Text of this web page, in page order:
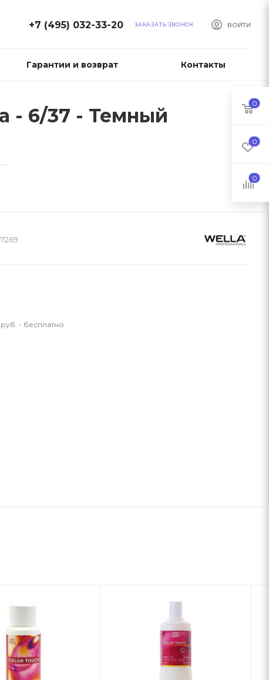
ВОЙТИ
+7 (495) 032-33-20 ЗАКАЗАТЬ ЗВОНОК
Гарантии и возврат Контакты
- 6/37 - Темный
—
- бесплатно
0
0
0